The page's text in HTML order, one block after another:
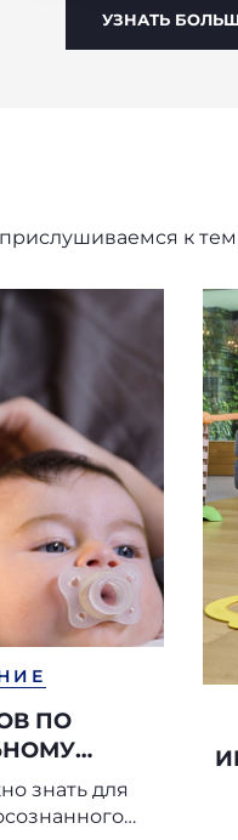
УЗНАТЬ
к
ПО
СОСКИ-
(ИЛИ
знать для